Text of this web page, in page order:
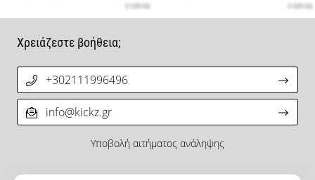
Χρειάζεστε βοήθεια;
+302111996496
info@kickz.gr
Υποβολή αιτήματος ανάληψης